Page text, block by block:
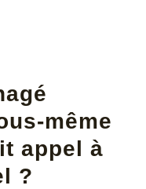
même
appel à
?